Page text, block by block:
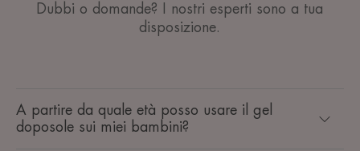
Dubbi o domande? I nostri esperti sono a tua
disposizione.
A partire da quale età posso usare il gel
doposole sui miei bambini?